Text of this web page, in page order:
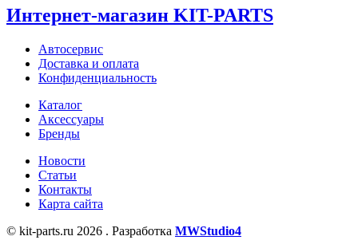
Интернет-магазин KIT-PARTS
Автосервис
Доставка и оплата
Конфиденциальность
Каталог
Аксессуары
Бренды
Новости
Статьи
Контакты
Карта сайта
© kit-parts.ru 2026 . Разработка MWStudio4